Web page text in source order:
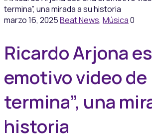
marzo 16, 2025Beat News, Música0
Ricardo Arjona
emotivo video de
termina”, una
historia